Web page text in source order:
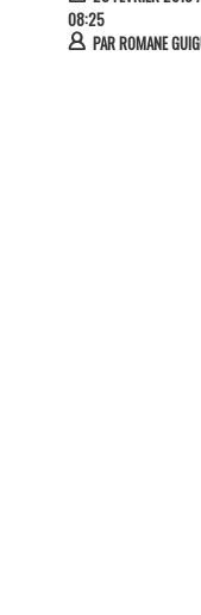
08:25
PARROMANE